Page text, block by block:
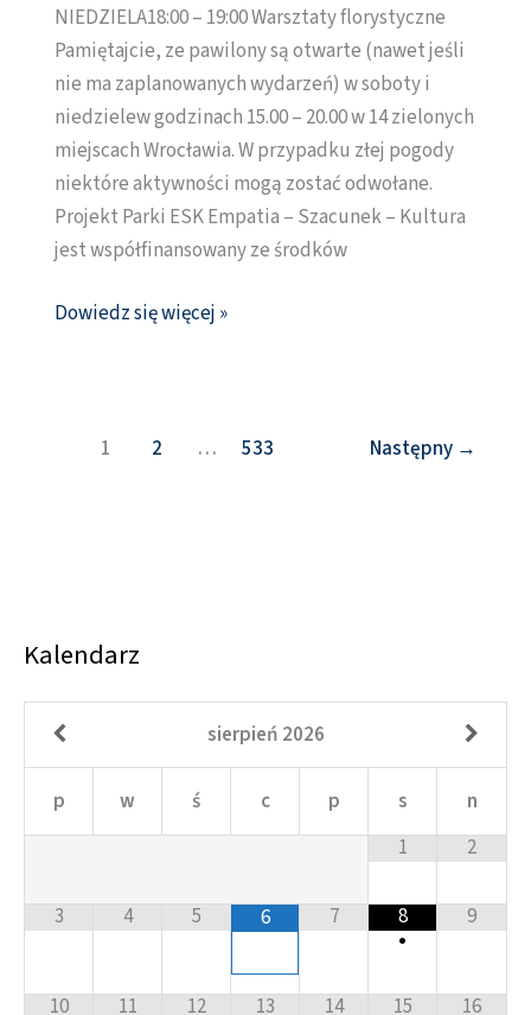
NIEDZIELA18:00 – 19:00 Warsztaty florystyczne
Pamiętajcie, ze pawilony są otwarte (nawet jeśli
nie ma zaplanowanych wydarzeń) w soboty i
niedzielew godzinach 15.00 – 20.00 w 14 zielonych
miejscach Wrocławia. W przypadku złej pogody
niektóre aktywności mogą zostać odwołane.
Projekt Parki ESK Empatia – Szacunek – Kultura
jest współfinansowany ze środków
2
SIERPNIA
Dowiedz się więcej »
1 2 … 533 Następny →
Kalendarz
sierpień 2026
p w ś c p s
n
1
2
3 4 5 6 7
8
•
9
10 11 12 13 14 15 16